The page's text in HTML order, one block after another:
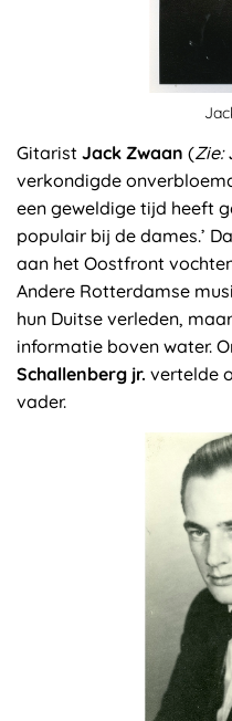
Gitarist Jack Zwaan (Zie:
verkondigde
een geweldige tijd heeft
populair bij de dames.’
aan het Oostfront
Andere Rotterdamse
hun Duitse verleden,
informatie boven water.
Schallenberg jr. vertelde
vader.